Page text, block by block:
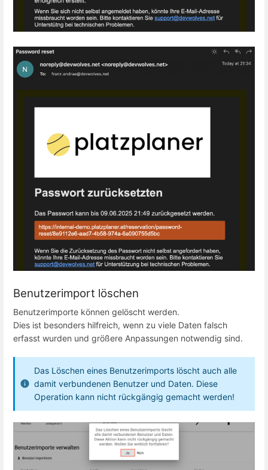
Benutzerimport löschen
Benutzerimporte können gelöscht werden.
Dies ist besonders hilfreich, wenn zu viele Daten falsch
erfasst wurden und größere Anpassungen notwendig sind.
Das Löschen eines Benutzerimports löscht auch alle
damit verbundenen Benutzer und Daten. Diese
Operation kann nicht rückgängig gemacht werden!